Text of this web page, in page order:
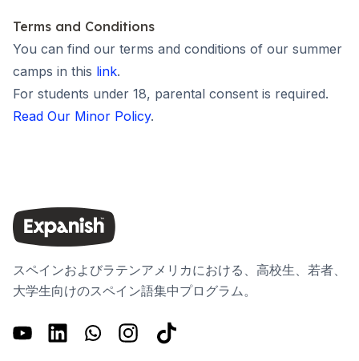
Terms and Conditions
You can find our terms and conditions of our summer
camps in this link.
For students under 18, parental consent is required.
Read Our Minor Policy.
スペインおよびラテンアメリカにおける、高校生、若者、
大学生向けのスペイン語集中プログラム。